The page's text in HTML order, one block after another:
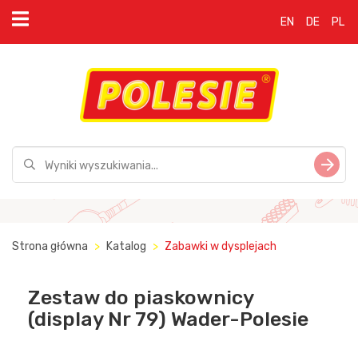
EN DE PL
Strona główna Katalog Zabawki w dysplejach
Zestaw do piaskownicy
(display Nr 79) Wader-Polesie